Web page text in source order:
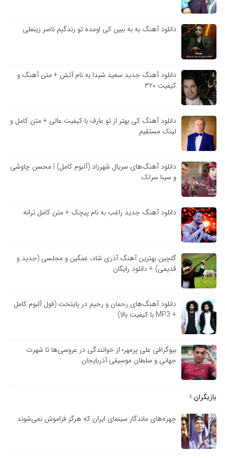
دانلود آهنگ به به ببین کی اومده تو زندگیم ناصر زینعلی
دانلود آهنگ جدید سعید شیدا به نام آتش + متن آهنگ و
کیفیت ۳۲۰
دانلود آهنگ کی بهتر از تو عارف با کیفیت عالی + متن کامل و
لینک مستقیم
دانلود آهنگ‌های سریال شهرزاد (آلبوم کامل) | محسن چاوشی
و سینا سرلک
دانلود آهنگ جدید راغب به نام پیچک + متن کامل ترانه
گلچین بهترین آهنگ آذری شاد، غمگین و مجلسی (جدید و
قدیمی) + دانلود رایگان
دانلود آهنگ‌های رحمان و رحیم در پایتخت (فول آلبوم کامل
+ MP3 با کیفیت بالا)
بیوگرافی علی پرمهر؛ از خوانندگی در عروسی‌ها تا شهرت
جهانی و سلطان موسیقی آذربایجان
بازیگران
چهره‌های ماندگار سینمای ایران که هرگز فراموش نمی‌شوند